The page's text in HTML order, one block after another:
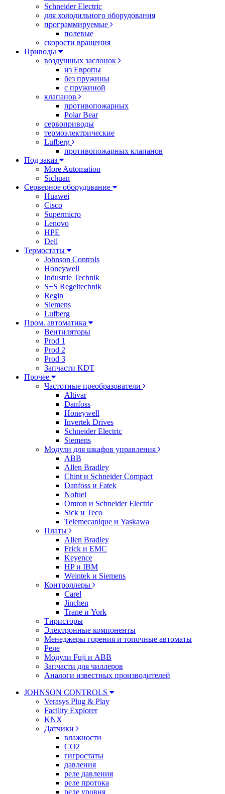
Schneider Electric
для холодильного оборудования
программируемые
полевые
скорости вращения
Приводы
воздушных заслонок
из Европы
без пружины
с пружиной
клапанов
противопожарных
Polar Bear
сервоприводы
термоэлектрические
Lufberg
противопожарных клапанов
Под заказ
More Automation
Sichuan
Серверное оборудование
Huawei
Cisco
Supermicro
Lenovo
HPE
Dell
Термостаты
Johnson Controls
Honeywell
Industrie Technik
S+S Regeltechnik
Regin
Siemens
Lufberg
Пром. автоматика
Вентиляторы
Prod 1
Prod 2
Prod 3
Запчасти KDT
Прочее
Частотные преобразователи
Altivar
Danfoss
Honeywell
Invertek Drives
Schneider Electric
Siemens
Модули для шкафов управления
ABB
Allen Bradley
Chint и Schneider Compact
Danfoss и Fatek
Nofuel
Omron и Schneider Electric
Sick и Teco
Telemecanique и Yaskawa
Платы
Allen Bradley
Frick и EMC
Keyence
HP и IBM
Weintek и Siemens
Контроллеры
Carel
Jinchen
Trane и York
Тиристоры
Электронные компоненты
Менеджеры горения и топочные автоматы
Реле
Модули Fuji и ABB
Запчасти для чиллеров
Аналоги известных производителей
JOHNSON CONTROLS
Verasys Plug & Play
Facility Explorer
KNX
Датчики
влажности
CO2
гигростаты
давления
реле давления
реле протока
реле уровня